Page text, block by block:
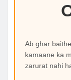
Ab ghar
kamaane ka
zarurat nahi